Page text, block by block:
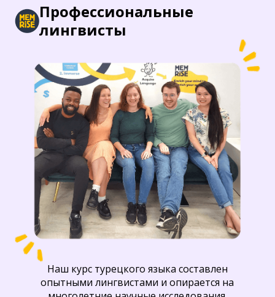
Профессиональные
лингвисты
Наш курс турецкого языка составлен
опытными лингвистами и опирается на